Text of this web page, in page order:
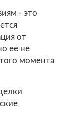
- это
от
ее не
момента